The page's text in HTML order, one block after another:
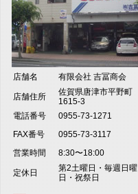
店舗名 有限会社 吉冨商会
店舗住所
佐賀県唐津市平野町
1615-3
電話番号
0955-73-1271
FAX番号
0955-73-3117
営業時間
8:30〜18:00
定休日
第2土曜日・毎週日曜
日・祝祭日